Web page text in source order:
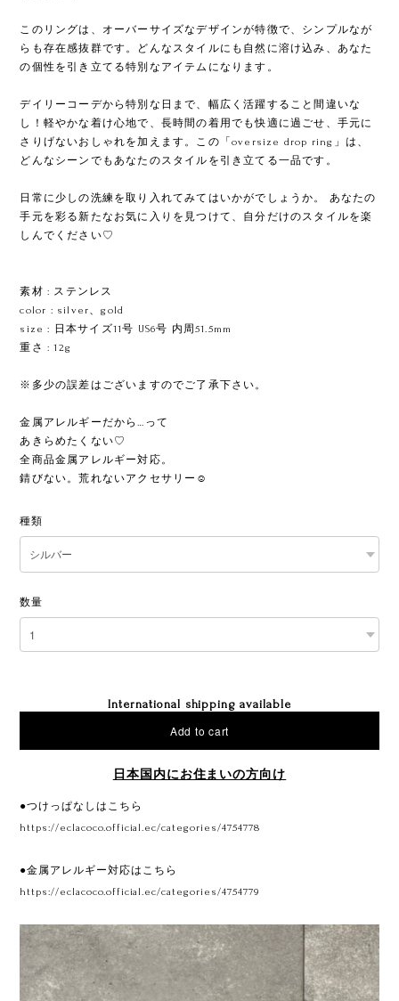
このリングは、オーバーサイズなデザインが特徴で、シンプルなが
らも存在感抜群です。どんなスタイルにも自然に溶け込み、あなた
の個性を引き立てる特別なアイテムになります。
デイリーコーデから特別な日まで、幅広く活躍すること間違いな
し！軽やかな着け心地で、長時間の着用でも快適に過ごせ、手元に
さりげないおしゃれを加えます。この「oversize drop ring」は、
どんなシーンでもあなたのスタイルを引き立てる一品です。
日常に少しの洗練を取り入れてみてはいかがでしょうか。 あなたの
手元を彩る新たなお気に入りを見つけて、自分だけのスタイルを楽
しんでください♡
素材 : ステンレス
color : silver、gold
size : 日本サイズ11号 US6号 内周51.5mm
重さ : 12g
※多少の誤差はございますのでご了承下さい。
金属アレルギーだから…って
あきらめたくない♡
全商品金属アレルギー対応。
錆びない。荒れないアクセサリー☺︎
種類
数量
International shipping available
Add to cart
日本国内にお住まいの方向け
●つけっぱなしはこちら
https://eclacoco.official.ec/categories/4754778
●金属アレルギー対応はこちら
https://eclacoco.official.ec/categories/4754779